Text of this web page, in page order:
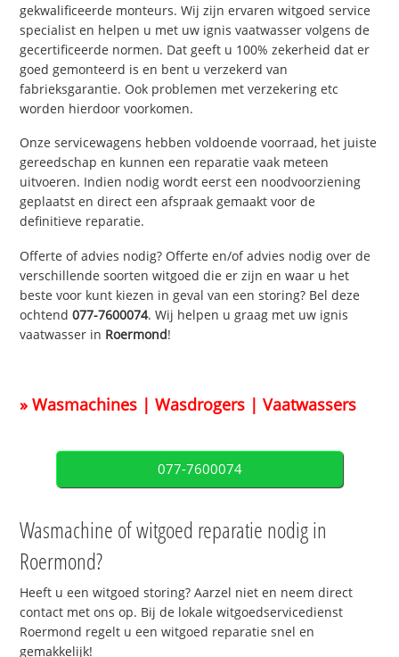
gekwalificeerde monteurs. Wij zijn ervaren witgoed service
specialist en helpen u met uw ignis vaatwasser volgens de
gecertificeerde normen. Dat geeft u 100% zekerheid dat er
goed gemonteerd is en bent u verzekerd van
fabrieksgarantie. Ook problemen met verzekering etc
worden hierdoor voorkomen.
Onze servicewagens hebben voldoende voorraad, het juiste
gereedschap en kunnen een reparatie vaak meteen
uitvoeren. Indien nodig wordt eerst een noodvoorziening
geplaatst en direct een afspraak gemaakt voor de
definitieve reparatie.
Offerte of advies nodig? Offerte en/of advies nodig over de
verschillende soorten witgoed die er zijn en waar u het
beste voor kunt kiezen in geval van een storing? Bel deze
ochtend077-7600074. Wij helpen u graag met uw ignis
vaatwasser in Roermond!
» Wasmachines | Wasdrogers | Vaatwassers
077-7600074
Wasmachine of witgoed reparatie nodig in
Roermond?
Heeft u een witgoed storing? Aarzel niet en neem direct
contact met ons op. Bij de lokale witgoedservicedienst
Roermond regelt u een witgoed reparatie snel en
gemakkelijk!